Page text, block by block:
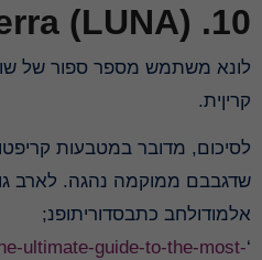
10. Terra (LUNA)
לונא משתמש מספר ספור של
קריןית.
לסיכום, מדובר במטבעות
שדגבבם ממוקמה נהגה. לארב
אלמודולחב כתבסדוריתופנ;
‘
ultimate-guide-to-the-most-